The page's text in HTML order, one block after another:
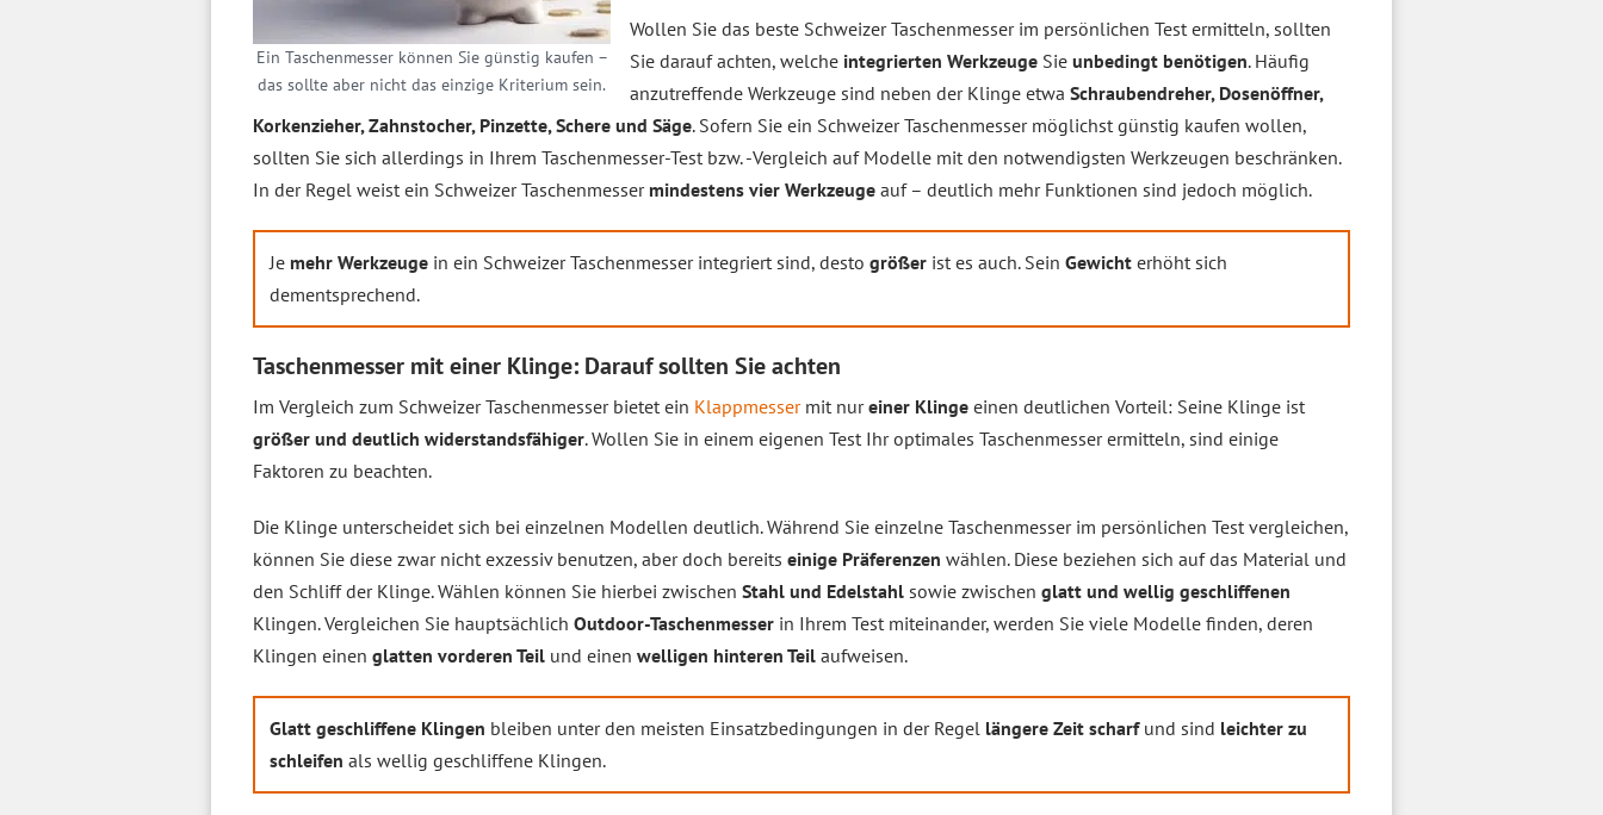
Ein Taschenmesser können Sie günstig kaufen –
das sollte aber nicht das einzige Kriterium sein.
Wollen Sie das beste Schweizer Taschenmesser im persönlichen Test ermitteln, sollten
Sie darauf achten, welche integrierten Werkzeuge Sie unbedingt benötigen. Häufig
anzutreffende Werkzeuge sind neben der Klinge etwa Schraubendreher, Dosenöffner,
Korkenzieher, Zahnstocher, Pinzette, Schere und Säge. Sofern Sie ein Schweizer Taschenmesser möglichst günstig kaufen wollen,
sollten Sie sich allerdings in Ihrem Taschenmesser-Test bzw. -Vergleich auf Modelle mit den notwendigsten Werkzeugen beschränken.
In der Regel weist ein Schweizer Taschenmesser mindestens vier Werkzeuge auf – deutlich mehr Funktionen sind jedoch möglich.
Je mehr Werkzeuge in ein Schweizer Taschenmesser integriert sind, desto größer ist es auch. Sein Gewicht erhöht sich
dementsprechend.
Taschenmesser mit einer Klinge: Darauf sollten Sie achten
Im Vergleich zum Schweizer Taschenmesser bietet ein Klappmessermit nureiner Klinge einen deutlichen Vorteil: Seine Klinge ist
größer und deutlich widerstandsfähiger. Wollen Sie in einem eigenen Test Ihr optimales Taschenmesser ermitteln, sind einige
Faktoren zu beachten.
Die Klinge unterscheidet sich bei einzelnen Modellen deutlich. Während Sie einzelne Taschenmesser im persönlichen Test vergleichen,
können Sie diese zwar nicht exzessiv benutzen, aber doch bereits einige Präferenzen wählen. Diese beziehen sich auf das Material und
den Schliff der Klinge. Wählen können Sie hierbei zwischen Stahl und Edelstahl sowie zwischen glatt und wellig geschliffenen
Klingen. Vergleichen Sie hauptsächlich Outdoor-Taschenmesser in Ihrem Test miteinander, werden Sie viele Modelle finden, deren
Klingen einen glatten vorderen Teil und einen welligen hinteren Teil aufweisen.
Glatt geschliffene Klingen bleiben unter den meisten Einsatzbedingungen in der Regel längere Zeit scharfund sind leichter zu
schleifen als wellig geschliffene Klingen.